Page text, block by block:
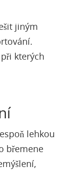
jiným
kterých
lehkou
břemene